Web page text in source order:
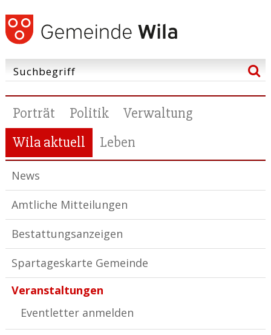
Porträt Politik
Verwaltung
Wila aktuell
Leben
News
Amtliche Mitteilungen
Bestattungsanzeigen
Spartageskarte Gemeinde
Veranstaltungen
Eventletter anmelden